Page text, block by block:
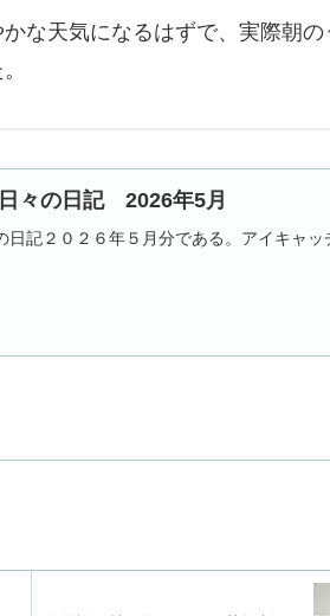
な天気になるはずで、実際朝の
々の日記 2026年5月
日記２０２６年５月分である。アイキャッ